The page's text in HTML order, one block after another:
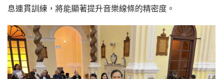
息連貫訓練，將能顯著提升音樂線條的精密度。